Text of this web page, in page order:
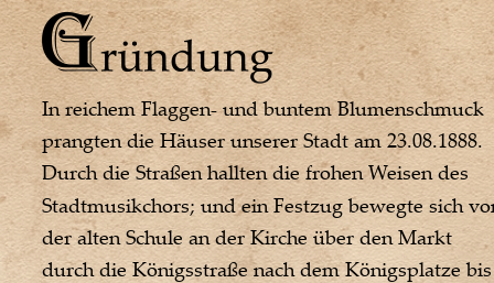
In reichem Flaggen- und buntem Blumenschmuck
prangten die Häuser unserer Stadt am 23.08.1888.
Durch die Straßen hallten die frohen Weisen des
Stadtmusikchors; und ein Festzug bewegte sich
der alten Schule an der Kirche über den Markt
durch die Königsstraße nach dem Königsplatze